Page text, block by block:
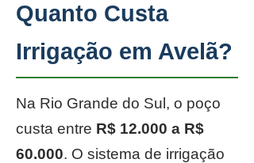
Quanto Custa
Irrigação em Avelã?
Na Rio Grande do Sul, o poço
custa entre R$ 12.000 a R$
60.000. O sistema de irrigação